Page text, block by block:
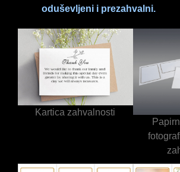
oduševljeni i prezahvalni.
Kartica zahvalnosti